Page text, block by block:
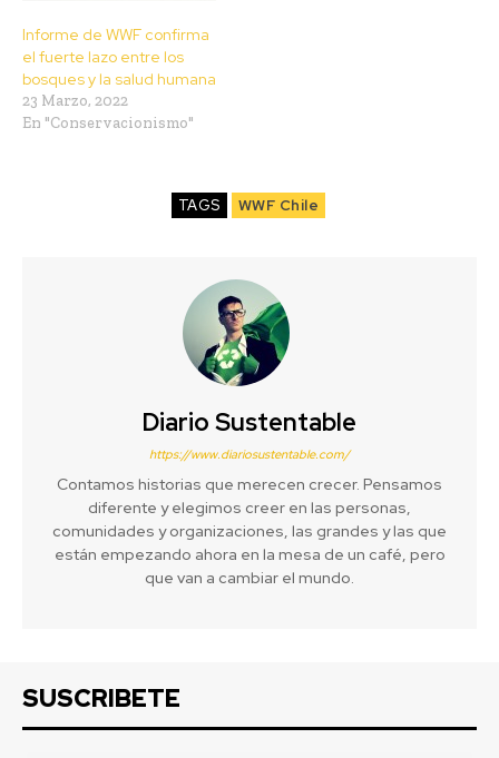
Informe de WWF confirma
el fuerte lazo entre los
bosques y la salud humana
23 Marzo, 2022
En "Conservacionismo"
TAGS WWF Chile
Diario Sustentable
https://www.diariosustentable.com/
Contamos historias que merecen crecer. Pensamos
diferente y elegimos creer en las personas,
comunidades y organizaciones, las grandes y las que
están empezando ahora en la mesa de un café, pero
que van a cambiar el mundo.
SUSCRIBETE